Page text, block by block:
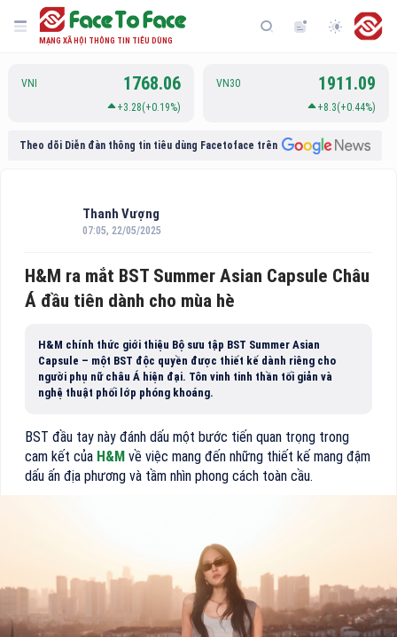
MẠNG XÃ HỘI THÔNG TIN TIÊU DÙNG
VNI 1768.06
+3.28(+0.19%)
VN30 1911.09
+8.3(+0.44%)
Theo dõi Diễn đàn thông tin tiêu dùng Facetoface trên
Thanh Vượng
07:05, 22/05/2025
H&M ra mắt BST Summer Asian Capsule Châu
Á đầu tiên dành cho mùa hè
H&M chính thức giới thiệu Bộ sưu tập BST Summer Asian
Capsule – một BST độc quyền được thiết kế dành riêng cho
người phụ nữ châu Á hiện đại. Tôn vinh tinh thần tối giản và
nghệ thuật phối lớp phóng khoáng.
BST đầu tay này đánh dấu một bước tiến quan trọng trong
cam kết của H&M về việc mang đến những thiết kế mang đậm
dấu ấn địa phương và tầm nhìn phong cách toàn cầu.